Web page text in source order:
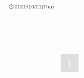
2020/10/01(Thu)
1